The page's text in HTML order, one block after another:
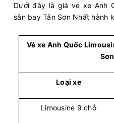
Văn phòng Hoa Mai
Vũng Tàu
Văn phòng Vũng
Dưới đây là giá vé xe Anh
sân bay Tân Sơn Nhất
Vé xe Anh Quốc
Loại xe
Limousine 9 chỗ